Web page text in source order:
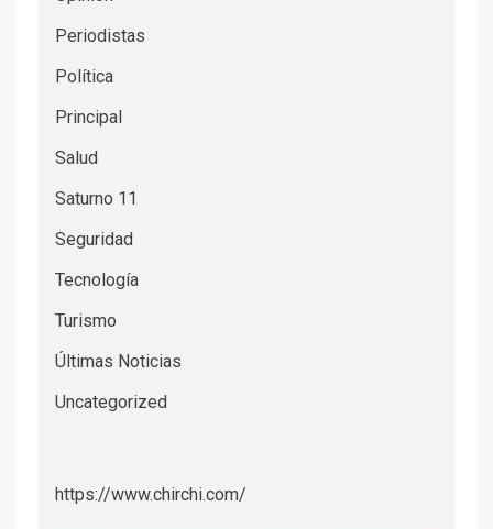
Periodistas
Política
Principal
Salud
Saturno 11
Seguridad
Tecnología
Turismo
Últimas Noticias
Uncategorized
https://www.chirchi.com/